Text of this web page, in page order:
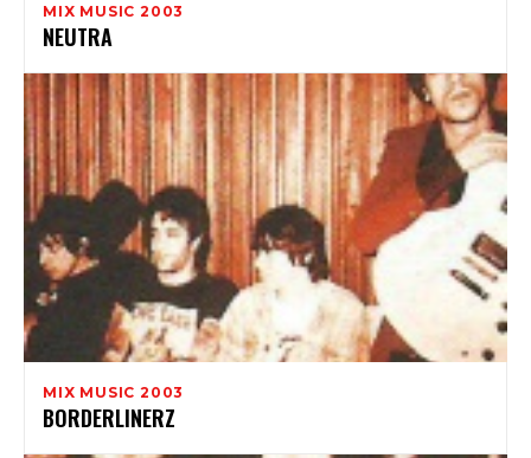
MIX MUSIC 2003
NEUTRA
MIX MUSIC 2003
BORDERLINERZ